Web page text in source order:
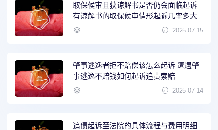
取保候审且获谅解书是否仍会面临起诉
有谅解书的取保候审情形起诉几率多大
2025-07-15
肇事逃逸者拒不赔偿该怎么起诉 遭遇肇
事逃逸不赔钱如何起诉追责索赔
2025-07-14
追债起诉至法院的具体流程与费用明细